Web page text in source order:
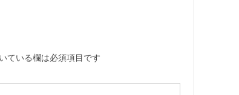
ている欄は必須項目です